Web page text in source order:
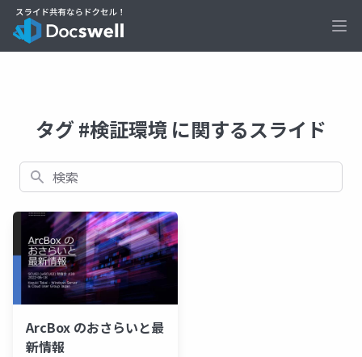
タグ #検証環境 に関するスライド
検索
ArcBox のおさらいと最
新情報